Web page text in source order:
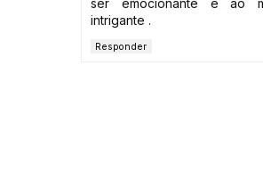
ser emocionante e ao
intrigante .
Responder